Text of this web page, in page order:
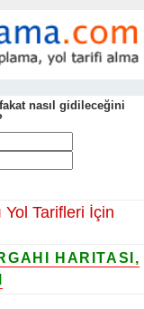
nasıl gidileceğini
Tarifleri İçin
HARITASI,